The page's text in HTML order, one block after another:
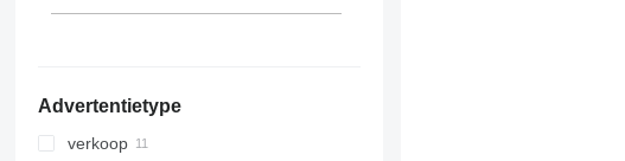
Advertentietype
verkoop